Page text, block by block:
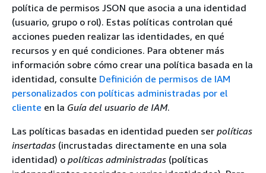
política de permisos JSON que asocia a una identidad
(usuario, grupo o rol). Estas políticas controlan qué
acciones pueden realizar las identidades, en qué
recursos y en qué condiciones. Para obtener más
información sobre cómo crear una política basada en la
identidad, consulte Definición de permisos de IAM
personalizados con políticas administradas por el
cliente en la Guía del usuario de IAM.
Las políticas basadas en identidad pueden ser políticas
insertadas (incrustadas directamente en una sola
identidad) o políticas administradas (políticas